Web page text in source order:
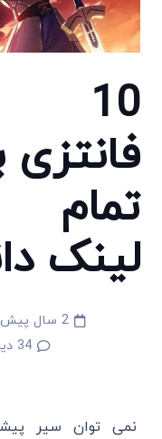
10
فانتزی
تمام
لینک
2 سال پیش
34
نمی توان سیر